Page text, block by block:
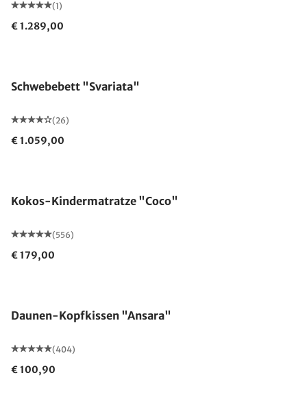
(1)
€ 1.289,00
Schwebebett "Svariata"
(26)
€ 1.059,00
Kokos-Kindermatratze "Coco"
(556)
€ 179,00
Daunen-Kopfkissen "Ansara"
(404)
€ 100,90